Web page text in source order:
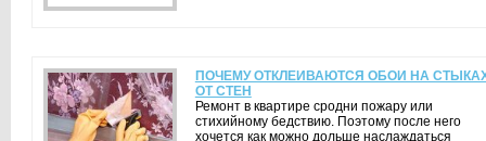
ПОЧЕМУ ОТКЛЕИВАЮТСЯ ОБОИ НА
ОТ СТЕН
Ремонт в квартире сродни пожару или
стихийному бедствию. Поэтому после него
хочется как можно дольше наслаждаться